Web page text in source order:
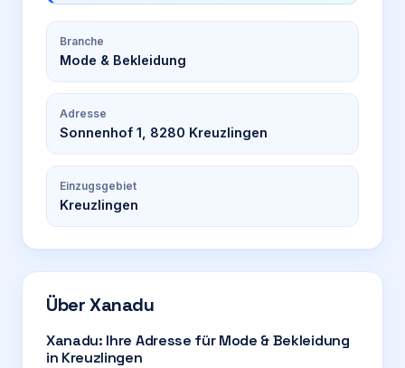
Branche
Mode & Bekleidung
Adresse
Sonnenhof 1, 8280 Kreuzlingen
Einzugsgebiet
Kreuzlingen
ÜberXanadu
Xanadu: Ihre Adresse für Mode & Bekleidung
in Kreuzlingen